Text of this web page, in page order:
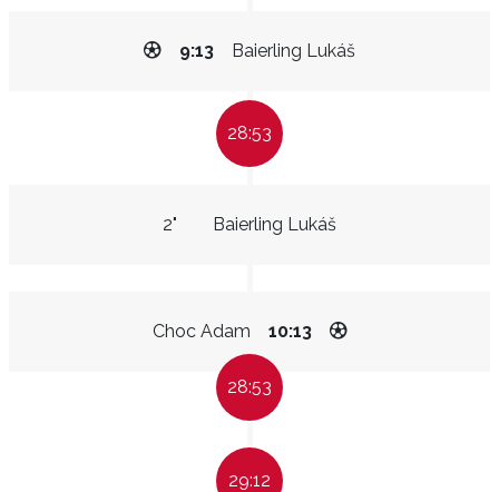
Baierling Lukáš
9:13
28:53
Baierling Lukáš
2"
Choc Adam 10:13
28:53
29:12